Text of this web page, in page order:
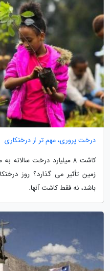
درخت پروری، مهم تر از درختکاری
زمین تأثیر می گذارد؟ روز
باشد، نه فقط کاشت آنها.